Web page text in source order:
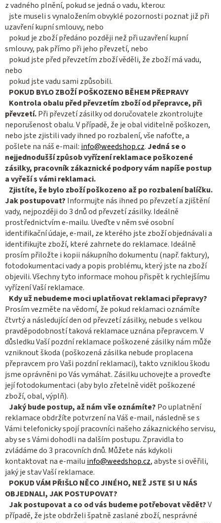
z vadného plnění, pokud se jedná o vadu, kterou:
jste museli s vynaložením obvyklé pozornosti poznat již při
uzavření kupní smlouvy, nebo
pokud je zboží předáno později než při uzavření kupní
smlouvy, pak přímo při jeho převzetí, nebo
pokud jste před převzetím zboží věděli, že zboží má vadu,
nebo
pokud jste vadu sami způsobili.
POKUD BYLO ZBOŽÍ POŠKOZENO BĚHEM PŘEPRAVY
Kontrola obalu před převzetím zboží od přepravce, při
převzetí.Při převzetí zásilky od doručovatele zkontrolujte
neporušenost obalu. V případě, že je obal viditelně poškozen,
nebo jste zjistili vady ihned po rozbalení, vše nafoťte, a
pošlete na náš e-mail: info@weedshop.cz. Jedná se o
nejjednodušší způsob vyřízení reklamace poškozené
zásilky, pracovník zákaznické podpory vám napíše postup
a vyřeší s vámi reklamaci.
Zjistíte, že bylo zboží poškozeno až po rozbalení balíčku.
Jak postupovat? Informujte nás ihned po převzetí a zjištění
vady, nejpozději do 3 dnů od převzetí zásilky. Ideálně
prostřednictvím e-mailu. Uveďte v něm své osobní
identifikační údaje, e-mail, ze kterého jste zboží objednávali a
identifikujte zboží, které zahrnete do reklamace. Ideálně
prosím přiložte i kopii nákupního dokumentu (např. faktury),
fotodokumentaci vady a popis problému, který jste na zboží
objevili. Všechny tyto informace mohou přispět k rychlejšímu
vyřízení Vaší reklamace.
Kdy už nebudeme moci uplatňovat reklamaci přepravy?
Prosím vezměte na vědomí, že pokud reklamaci oznámíte
čtvrtý a následující den od převzetí zásilky, nebude s velkou
pravděpodobností taková reklamace uznána přepravcem. V
důsledku Vaší pozdní reklamace poškozené zásilky nám může
vzniknout škoda (poškozená zásilka nebude proplacena
přepravcem pro Vaši pozdní reklamaci), takto vzniklou škodu
jsme oprávněni po Vás vymáhat. Zásilku uchovejte a proveďte
její fotodokumentaci (aby bylo zřetelně vidět poškozené
zboží, obal, výplň).
Jaký bude postup, až nám vše oznámíte? Po uplatnění
reklamace obdržíte potvrzení na Váš e-mail, následně se s
Vámi telefonicky spojí pracovníci našeho zákaznického servisu,
aby se s Vámi dohodli na dalším postupu. Zpravidla to
zvládáme do 3 pracovních dnů. Můžete nás kdykoli
kontaktovat na e-mailu info@weedshop.cz, abyste si ověřili,
jaký je stav Vaší reklamace.
POKUD VÁM PŘIŠLO NĚCO JINÉHO, NEŽ JSTE SI U NÁS
OBJEDNALI, JAK POSTUPOVAT?
Jak postupovat a co od vás budeme potřebovat vědět?V
případě, že jste obdrželi špatně zaslané zboží, nesprávné